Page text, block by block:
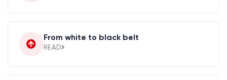
From white to black belt
READ